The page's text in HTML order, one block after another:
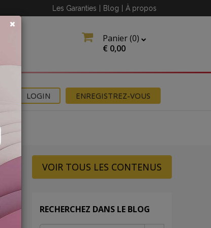
Les Garanties Blog À propos
Panier (0)
€ 0,00
ENREGISTREZ-VOUS
LOGIN
VOIR TOUS LES CONTENUS
RECHERCHEZ DANS LE BLOG